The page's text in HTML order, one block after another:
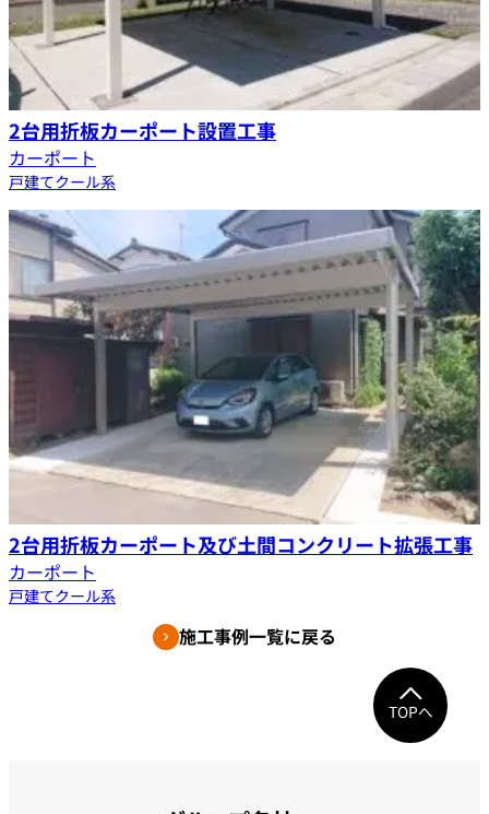
2台用折板カーポート設置工事
カーポート
戸建てクール系
2台用折板カーポート及び土間コンクリート拡張工事
カーポート
戸建てクール系
施工事例一覧に戻る
TOPへ